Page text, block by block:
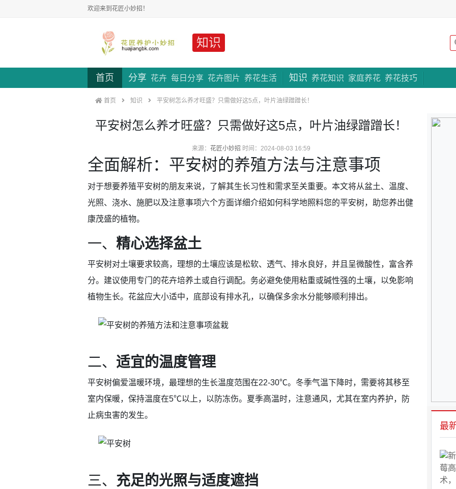
欢迎来到花匠小妙招！
知识
首页 分享 花卉 每日分享 花卉图片 养花生活 知识 养花知识 家庭养花 养花技巧专题策划
首页 知识 平安树怎么养才旺盛？只需做好这5点，叶片油绿蹭蹭长！
平安树怎么养才旺盛？只需做好这5点，叶片油绿蹭蹭长！
来源： 花匠小妙招 时间：2024-08-03 16:59
全面解析：平安树的养殖方法与注意事项
对于想要养殖平安树的朋友来说，了解其生长习性和需求至关重要。本文将从盆土、温度、
光照、浇水、施肥以及注意事项六个方面详细介绍如何科学地照料您的平安树，助您养出健
康茂盛的植物。
一、 精心选择盆土
平安树对土壤要求较高，理想的土壤应该是松软、透气、排水良好，并且呈微酸性，富含养
分。建议使用专门的花卉培养土或自行调配。务必避免使用粘重或碱性强的土壤，以免影响
植物生长。花盆应大小适中，底部设有排水孔，以确保多余水分能够顺利排出。
二、 适宜的温度管理
平安树偏爱温暖环境，最理想的生长温度范围在22-30℃。冬季气温下降时，需要将其移至
室内保暖，保持温度在5℃以上，以防冻伤。夏季高温时，注意通风，尤其在室内养护，防
止病虫害的发生。
三、 充足的光照与适度遮挡
最